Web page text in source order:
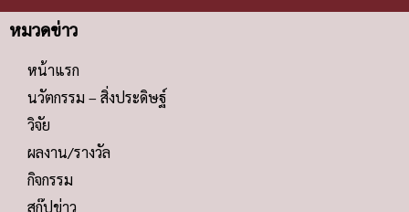
หมวดข่าว
หน้าแรก
นวัตกรรม – สิ่งประดิษฐ์
วิจัย
ผลงาน/รางวัล
กิจกรรม
สกู๊ปข่าว